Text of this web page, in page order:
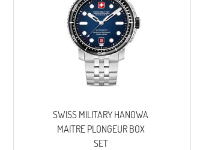
SWISS MILITARY HANOWA
MAITRE PLONGEUR BOX
SET